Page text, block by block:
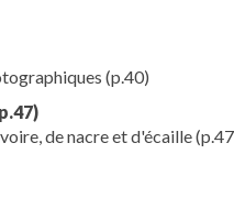
(p.40)
de nacre et d'écaille